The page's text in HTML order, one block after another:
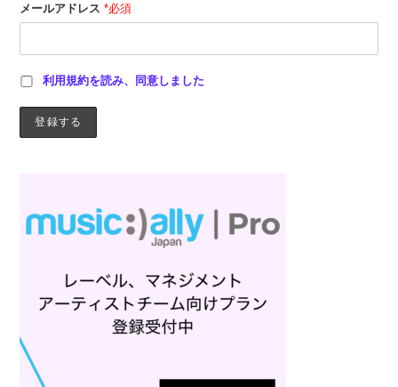
メールアドレス*必須
利用規約を読み、同意しました